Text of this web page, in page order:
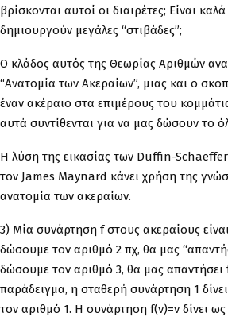
βρίσκονται αυτοί οι διαιρέτες; Είναι
δημιουργούν μεγάλες “στιβάδες”;
Ο κλάδος αυτός της Θεωρίας Αριθμών
“Ανατομία των Ακεραίων”, μιας και ο
έναν ακέραιο στα επιμέρους του
αυτά συντίθενται για να μας δώσουν το
Η λύση της εικασίας των Duffin-
τον James Maynard κάνει χρήση της
ανατομία των ακεραίων.
3) Μία συνάρτηση f στους ακεραίους
δώσουμε τον αριθμό 2 πχ, θα μας
δώσουμε τον αριθμό 3, θα μας απαντήσει
παράδειγμα, η σταθερή συνάρτηση 1
τον αριθμό 1. Η συνάρτηση f(ν)=ν δίνει